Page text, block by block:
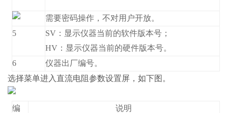
需要密码操作，不对用户开放。
5
SV：显示仪器当前的软件版本号；
HV：显示仪器当前的硬件版本号。
6
仪器出厂编号。
选择菜单进入直流电阻参数设置屏，如下图。
编
说明